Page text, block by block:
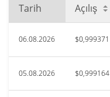
Tarih Açılış
06.08.2026 $0,999371
05.08.2026 $0,999164